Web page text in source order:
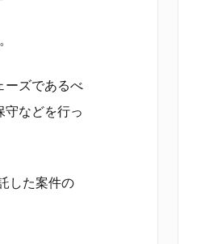
ーズであるべ
などを行っ
した案件の